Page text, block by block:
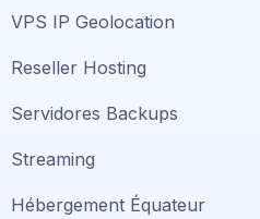
VPS IP Geolocation
Reseller Hosting
Servidores Backups
Streaming
Hébergement Équateur